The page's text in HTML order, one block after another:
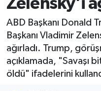
Zelensky'i
ABD Başkanı Donald
Başkanı Vladimir
ağırladı. Trump,
açıklamada, "Savaşı
öldü" ifadelerini
TEKNOLOJİ
TÜRKİYE
Haber Arşivi